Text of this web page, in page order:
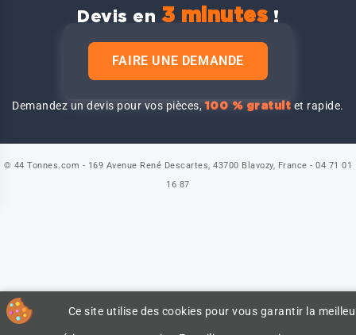
Devis en 3 minutes !
FAIRE UNE DEMANDE
Demandez un devis pour vos pièces,100 % gratuit et rapide.
Ce site utilise des cookies pour vous garantir la
© 44 Tonnes.com - 169 Avenue René Descartes, 43700 Blavozy, France - 04 71 01
16 87